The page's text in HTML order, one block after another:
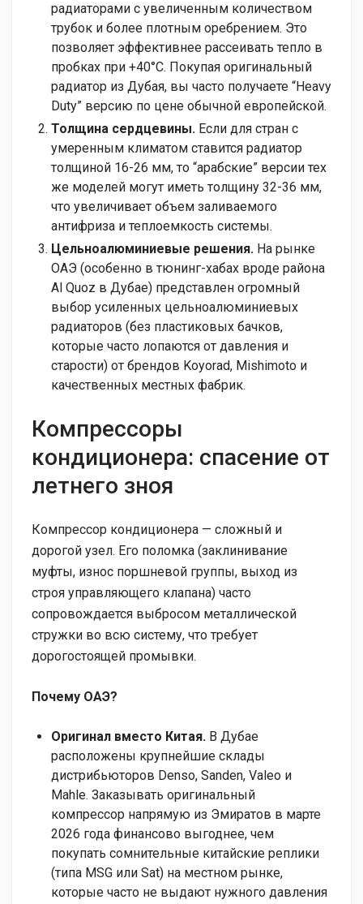
радиаторами с увеличенным количеством
трубок и более плотным оребрением. Это
позволяет эффективнее рассеивать тепло в
пробках при +40°C. Покупая оригинальный
радиатор из Дубая, вы часто получаете “Heavy
Duty” версию по цене обычной европейской.
Толщина сердцевины. Если для стран с
умеренным климатом ставится радиатор
толщиной 16-26 мм, то “арабские” версии тех
же моделей могут иметь толщину 32-36 мм,
что увеличивает объем заливаемого
антифриза и теплоемкость системы.
Цельноалюминиевые решения. На рынке
ОАЭ (особенно в тюнинг-хабах вроде района
Al Quoz в Дубае) представлен огромный
выбор усиленных цельноалюминиевых
радиаторов (без пластиковых бачков,
которые часто лопаются от давления и
старости) от брендов Koyorad, Mishimoto и
качественных местных фабрик.
Компрессоры
кондиционера: спасение от
летнего зноя
Компрессор кондиционера — сложный и
дорогой узел. Его поломка (заклинивание
муфты, износ поршневой группы, выход из
строя управляющего клапана) часто
сопровождается выбросом металлической
стружки во всю систему, что требует
дорогостоящей промывки.
Почему ОАЭ?
Оригинал вместо Китая. В Дубае
расположены крупнейшие склады
дистрибьюторов Denso, Sanden, Valeo и
Mahle. Заказывать оригинальный
компрессор напрямую из Эмиратов в марте
2026 года финансово выгоднее, чем
покупать сомнительные китайские реплики
(типа MSG или Sat) на местном рынке,
которые часто не выдают нужного давления